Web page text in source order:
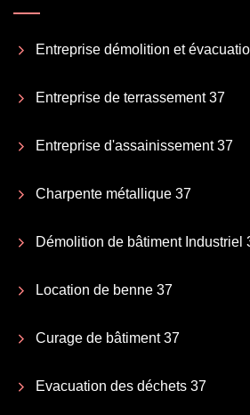
Entreprise démolition et
Entreprise de terrassement 37
Entreprise d'assainissement 37
Charpente métallique 37
Démolition de bâtiment Industriel
Location de benne 37
Curage de bâtiment 37
Evacuation des déchets 37